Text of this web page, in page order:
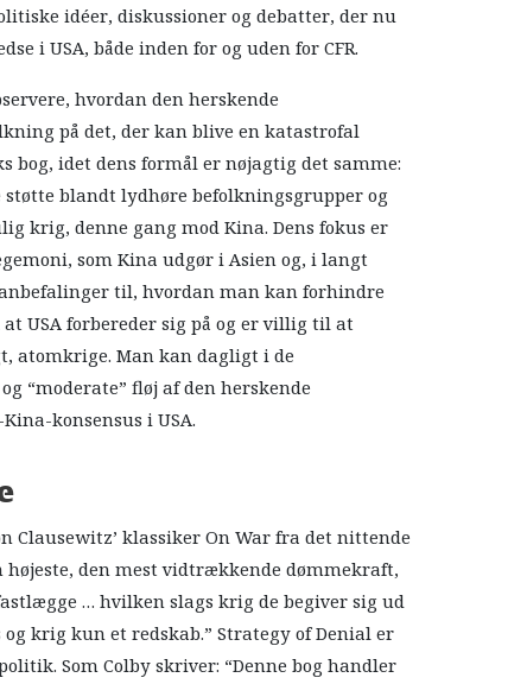
idéer, diskussioner og debatter, der nu
i USA, både inden for og uden for CFR.
hvordan den herskende
på det, der kan blive en katastrofal
bog, idet dens formål er nøjagtig det samme:
blandt lydhøre befolkningsgrupper og
krig, denne gang mod Kina. Dens fokus er
som Kina udgør i Asien og, i langt
til, hvordan man kan forhindre
USA forbereder sig på og er villig til at
atomkrige. Man kan dagligt i de
“moderate” fløj af den herskende
konsensus i USA.
Clausewitz’ klassiker On War fra det nittende
højeste, den mest vidtrækkende dømmekraft,
… hvilken slags krig de begiver sig ud
krig kun et redskab.” Strategy of Denial er
Som Colby skriver: “Denne bog handler